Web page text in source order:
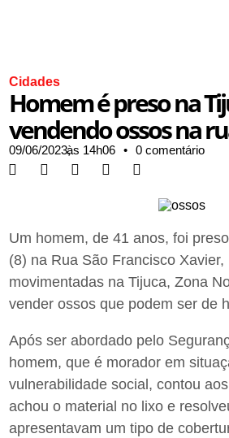
Cidades
Homem é preso na
vendendo ossos na
09/06/2023,às 14h06 • 0 comentário
Um homem, de 41 anos, foi
(8) na Rua São Francisco
movimentadas na Tijuca, Zona
vender ossos que podem ser de
Após ser abordado pelo
homem, que é morador em
vulnerabilidade social, contou
achou o material no lixo e
apresentavam um tipo de